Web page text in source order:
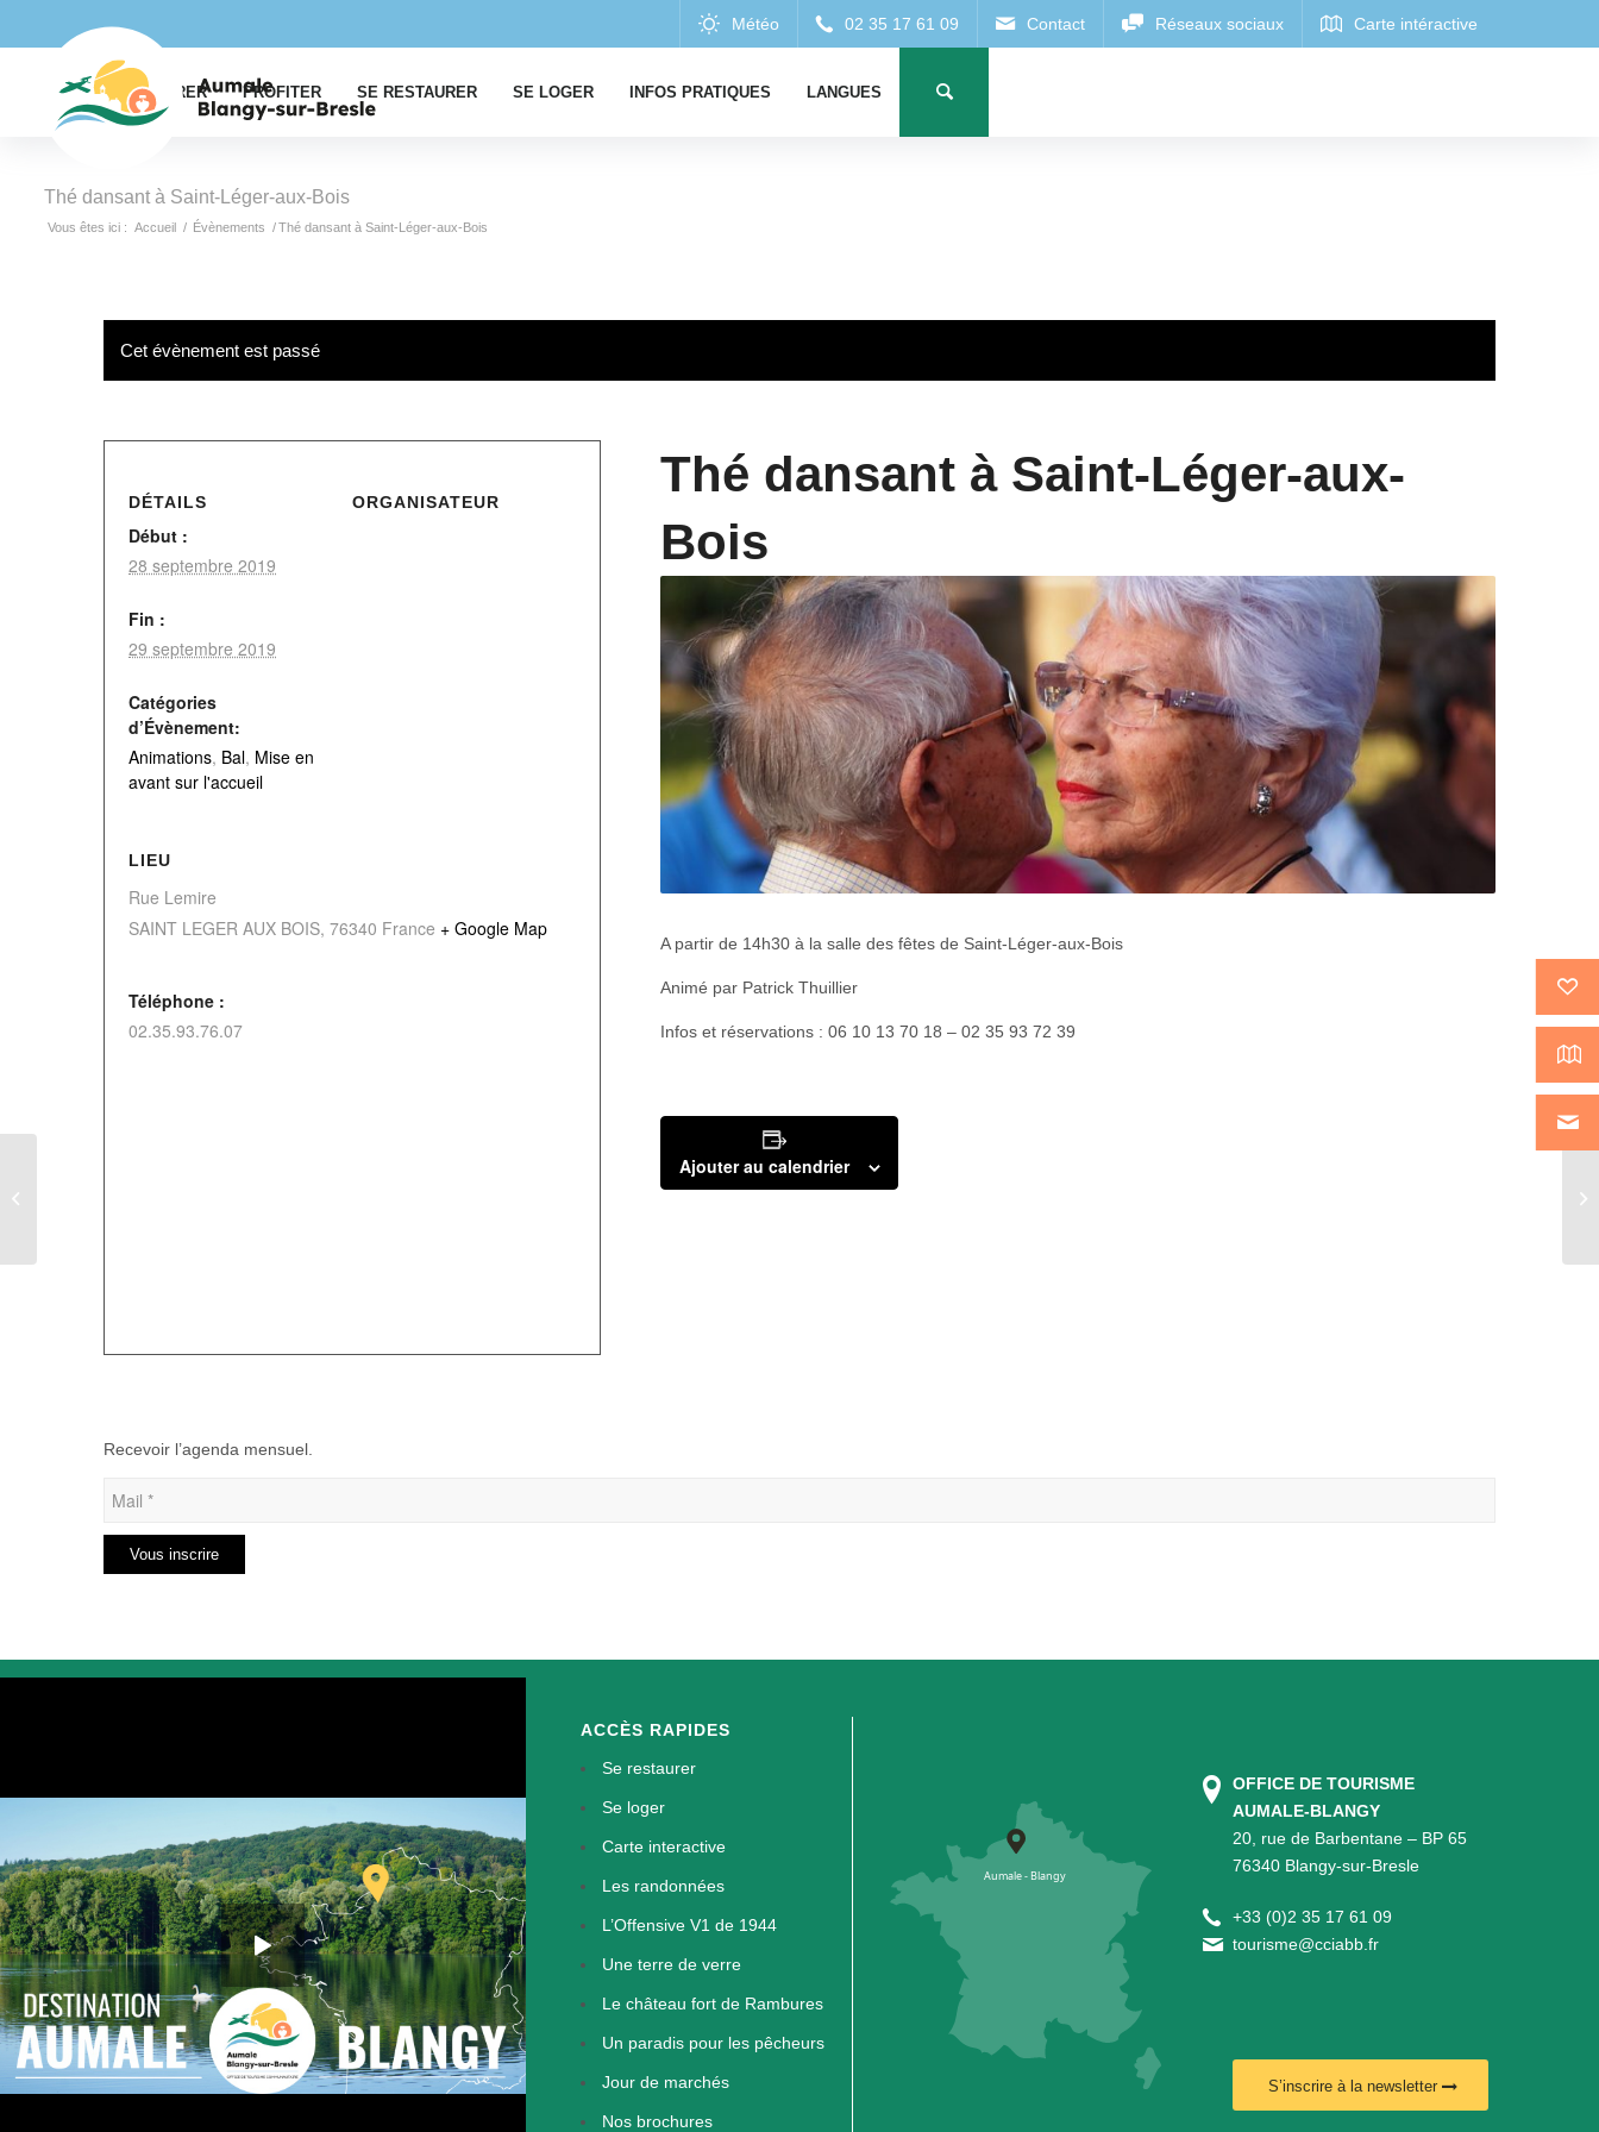
EXPLORER PROFITER SE RESTAURER SE LOGER INFOS PRATIQUES LANGUES
Thé dansant à Saint-Léger-aux-Bois
Vous êtes ici : Accueil / Évènements /Thé dansant à Saint-Léger-aux-Bois
Cet évènement est passé
Thé dansant à Saint-Léger-aux-
Bois
A partir de 14h30 à la salle des fêtes de Saint-Léger-aux-Bois
Animé par Patrick Thuillier
Infos et réservations : 06 10 13 70 18 – 02 35 93 72 39
Ajouter au calendrier
DÉTAILS
Début :
28 septembre 2019
Fin :
29 septembre 2019
Catégories
d’Évènement:
Animations, Bal, Mise en
avant sur l'accueil
ORGANISATEUR
LIEU
Rue Lemire
SAINT LEGER AUX BOIS, 76340 France + Google Map
Téléphone :
02.35.93.76.07
Recevoir l’agenda mensuel.
ACCÈS RAPIDES
Se restaurer
Se loger
Carte interactive
Les randonnées
L’Offensive V1 de 1944
Une terre de verre
Le château fort de Rambures
Un paradis pour les pêcheurs
Jour de marchés
Nos brochures
OFFICE DE TOURISME
AUMALE-BLANGY
20, rue de Barbentane – BP 65
76340 Blangy-sur-Bresle
+33 (0)2 35 17 61 09
tourisme@cciabb.fr
S’inscrire à la newsletter